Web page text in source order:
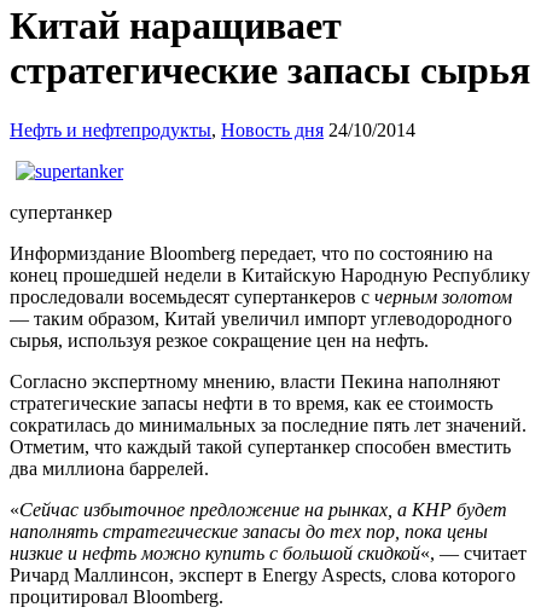
Китай наращивает
стратегические запасы сырья
Нефть и нефтепродукты, Новость дня 24/10/2014
супертанкер
Информиздание Bloomberg передает, что по состоянию на
конец прошедшей недели в Китайскую Народную Республику
проследовали восемьдесят супертанкеров с черным золотом
— таким образом, Китай увеличил импорт углеводородного
сырья, используя резкое сокращение цен на нефть.
Согласно экспертному мнению, власти Пекина наполняют
стратегические запасы нефти в то время, как ее стоимость
сократилась до минимальных за последние пять лет значений.
Отметим, что каждый такой супертанкер способен вместить
два миллиона баррелей.
«Сейчас избыточное предложение на рынках, а КНР будет
наполнять стратегические запасы до тех пор, пока цены
низкие и нефть можно купить с большой скидкой«, — считает
Ричард Маллинсон, эксперт в Energy Aspects, слова которого
процитировал Bloomberg.